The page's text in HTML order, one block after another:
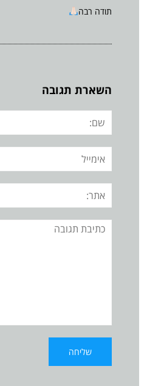
תודה רבה
השארת תגובה
שם:
אימייל
אתר:
תגובה